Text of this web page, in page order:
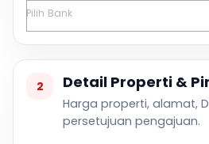
2 Detail Properti &
Harga properti, alamat,
persetujuan pengajuan.